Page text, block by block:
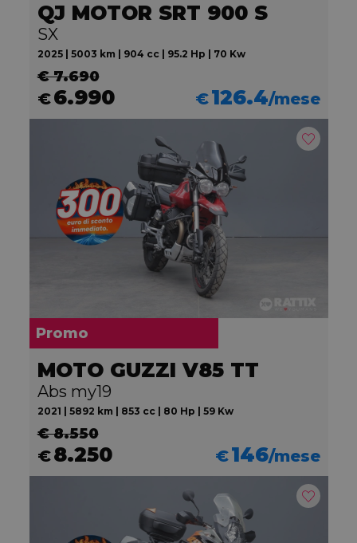
QJ MOTOR SRT 900 S
SX
2025 | 5003 km | 904 cc | 95.2 Hp | 70 Kw
€ 7.690
€6.990 €126.4/mese
Promo
MOTO GUZZI V85 TT
Abs my19
2021 | 5892 km | 853 cc | 80 Hp | 59 Kw
€ 8.550
€8.250 €146/mese